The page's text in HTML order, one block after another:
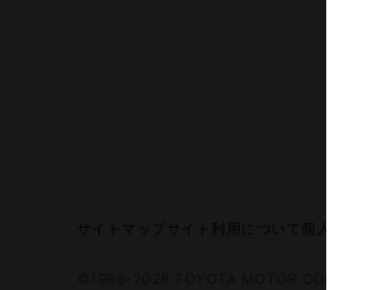
サイト利用について 個人情報の
©1995-2026 TOYOTA MOTOR